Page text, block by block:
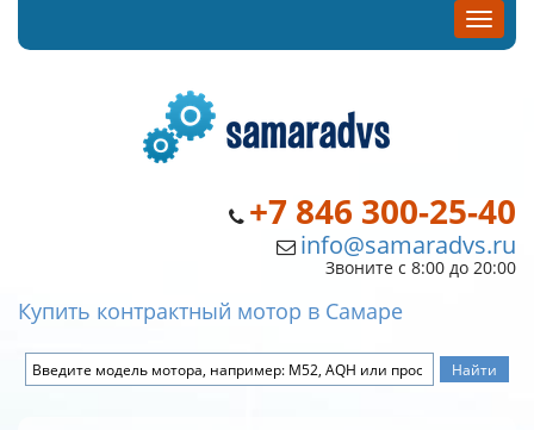
+7 846 300-25-40
info@samaradvs.ru
Звоните с 8:00 до 20:00
Купить контрактный мотор в Самаре